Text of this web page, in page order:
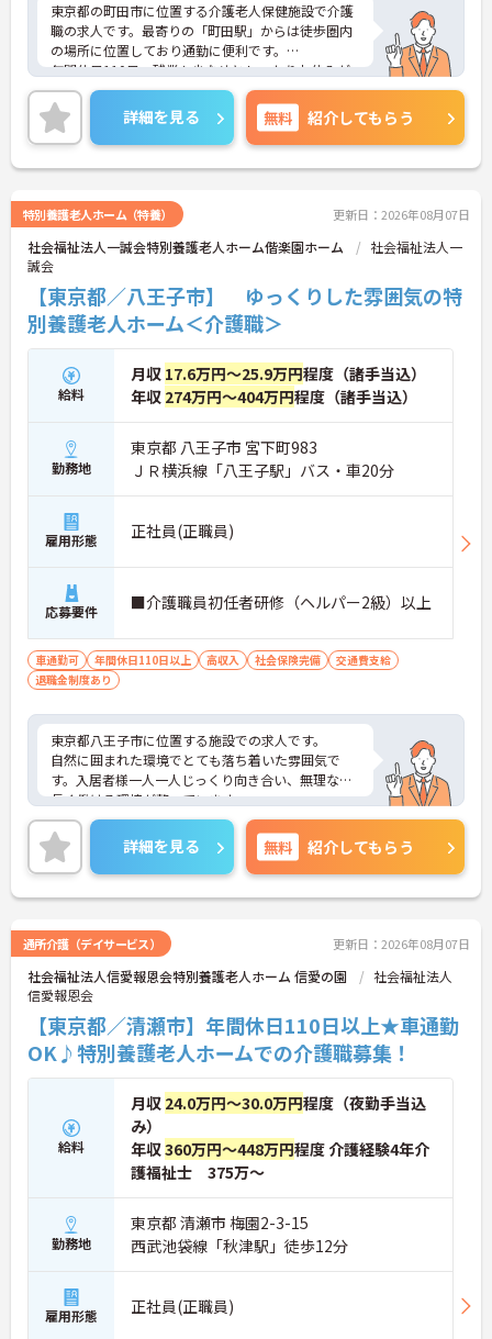
東京都の町田市に位置する介護老人保健施設で介護
職の求人です。最寄りの「町田駅」からは徒歩圏内
の場所に位置しており通勤に便利です。
年間休日110日、残業も少なめとしっかりお休みが
取得できるので、メリハリのついた勤務が可能★
あなたの経験やスキルを活かして、高齢者の皆さま
が安心して過ごせる空間づくりにチャレンジしてみ
ませんか？
ご興味のある方は面接対策ポイントや求人の詳細な
い。
詳細を見る 無料 紹介してもらう
特別養護老人ホーム（特養） 更新日：2026年08月07日
社会福祉法人一誠会特別養護老人ホーム偕楽園ホーム
社会福祉法人一
誠会
【東京都／八王子市】 ゆっくりした雰囲気の特
別養護老人ホーム＜介護職＞
給料
月収 17.6万円～25.9万円程度（諸手当込）
年収 274万円～404万円程度（諸手当込）
勤務地
東京都 八王子市 宮下町983
ＪＲ横浜線「八王子駅」バス・車20分
雇用形態 正社員(正職員)
応募要件 ■介護職員初任者研修（ヘルパー2級）以上
車通勤可 年間休日110日以上 高収入 社会保険完備
交通費支給
退職金制度あり
東京都八王子市に位置する施設での求人です。
自然に囲まれた環境でとても落ち着いた雰囲気で
す。入居者様一人一人じっくり向き合い、無理なく
長く働ける環境が整っています。
ご興味のある方はお気軽にお気軽にお問い合わせ下
さい。
詳細を見る 無料 紹介してもらう
通所介護（デイサービス） 更新日：2026年08月07日
社会福祉法人信愛報恩会特別養護老人ホーム 信愛の園
社会福祉法人
信愛報恩会
【東京都／清瀬市】年間休日110日以上★車通勤
OK♪特別養護老人ホームでの介護職募集！
給料
月収 24.0万円～30.0万円程度（夜勤手当込
み）
年収360万円～448万円程度 介護経験4年介
護福祉士 375万～
勤務地
東京都 清瀬市 梅園2-3-15
西武池袋線「秋津駅」徒歩12分
雇用形態 正社員(正職員)